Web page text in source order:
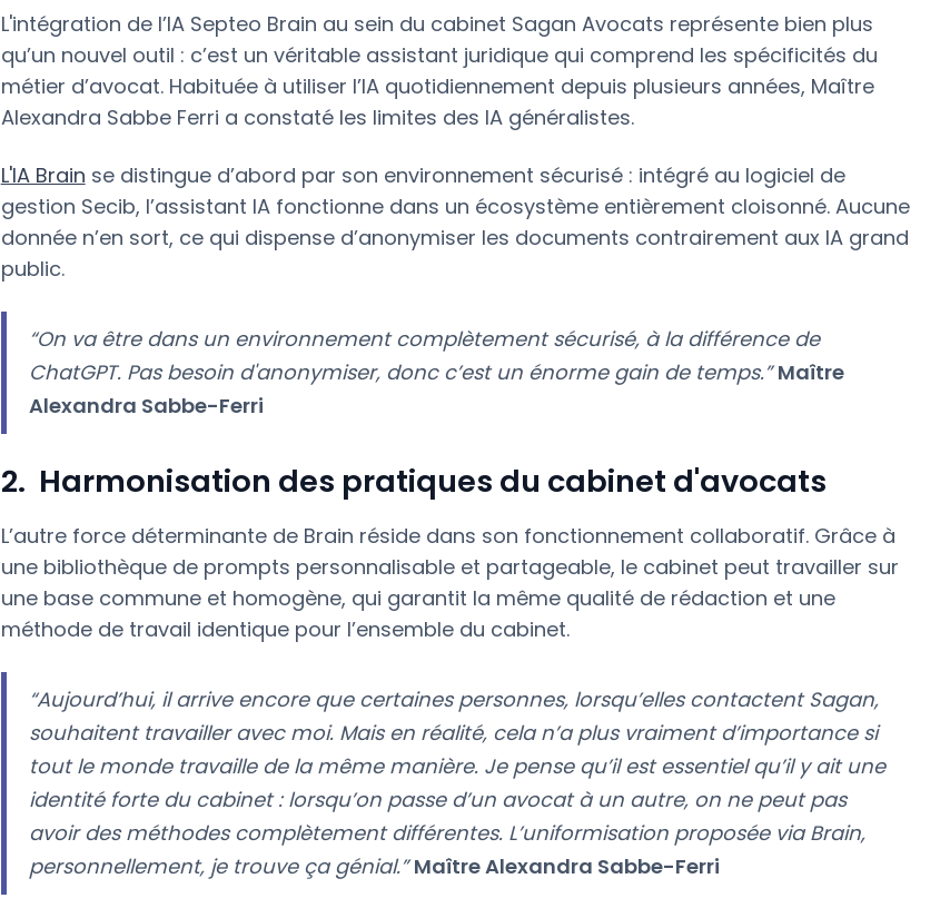
L'intégration de l’IA Septeo Brain au sein du cabinet Sagan Avocats représente bien plus
qu’un nouvel outil : c’est un véritable assistant juridique qui comprend les spécificités du
métier d’avocat. Habituée à utiliser l’IA quotidiennement depuis plusieurs années, Maître
Alexandra Sabbe Ferri a constaté les limites des IA généralistes.
L'IA Brain se distingue d’abord par son environnement sécurisé : intégré au logiciel de
gestion Secib, l’assistant IA fonctionne dans un écosystème entièrement cloisonné. Aucune
donnée n’en sort, ce qui dispense d’anonymiser les documents contrairement aux IA grand
public.
“On va être dans un environnement complètement sécurisé, à la différence de
ChatGPT. Pas besoin d'anonymiser, donc c’est un énorme gain de temps.” Maître
Alexandra Sabbe-Ferri
2. Harmonisation des pratiques du cabinet d'avocats
L’autre force déterminante de Brain réside dans son fonctionnement collaboratif. Grâce à
une bibliothèque de prompts personnalisable et partageable, le cabinet peut travailler sur
une base commune et homogène, qui garantit la même qualité de rédaction et une
méthode de travail identique pour l’ensemble du cabinet.
“Aujourd’hui, il arrive encore que certaines personnes, lorsqu’elles contactent Sagan,
souhaitent travailler avec moi. Mais en réalité, cela n’a plus vraiment d’importance si
tout le monde travaille de la même manière. Je pense qu’il est essentiel qu’il y ait une
identité forte du cabinet : lorsqu’on passe d’un avocat à un autre, on ne peut pas
avoir des méthodes complètement différentes. L’uniformisation proposée via Brain,
personnellement, je trouve ça génial.” Maître Alexandra Sabbe-Ferri